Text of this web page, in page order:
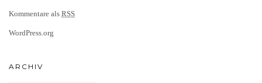
Kommentare als RSS
WordPress.org
ARCHIV